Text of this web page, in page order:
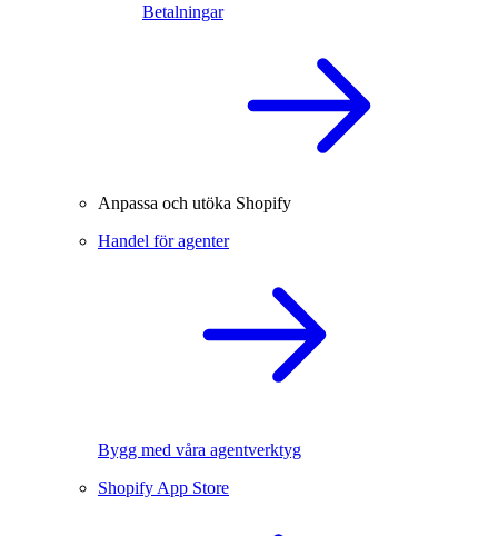
Betalningar
Anpassa och utöka Shopify
Handel för agenter
Bygg med våra agentverktyg
Shopify App Store